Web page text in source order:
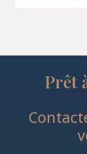
Prêt